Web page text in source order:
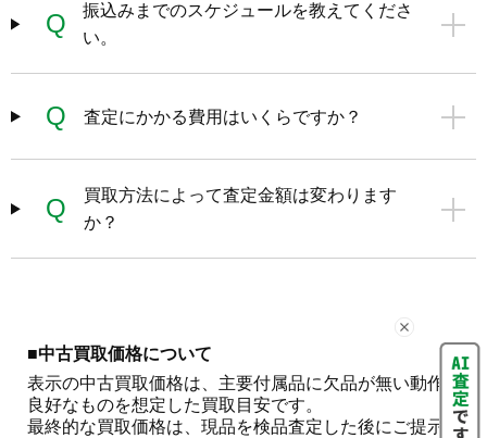
Q
振込みまでのスケジュールを教えてくださ
い。
Q 査定にかかる費用はいくらですか？
Q
買取方法によって査定金額は変わります
か？
■中古買取価格について
表示の中古買取価格は、主要付属品に欠品が無い動作
良好なものを想定した買取目安です。
最終的な買取価格は、現品を検品査定した後にご提示